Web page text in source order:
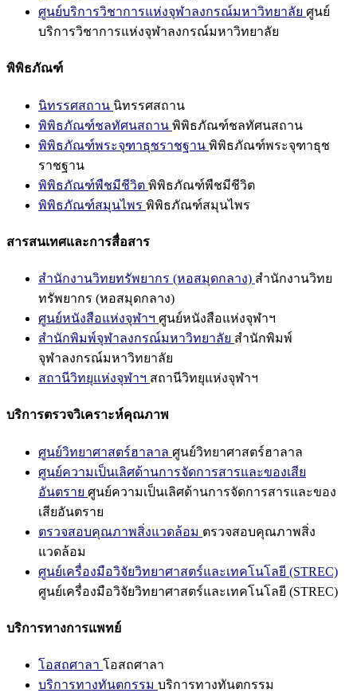
ศูนย์บริการวิชาการแห่งจุฬาลงกรณ์มหาวิทยาลัย ศูนย์
บริการวิชาการแห่งจุฬาลงกรณ์มหาวิทยาลัย
พิพิธภัณฑ์
นิทรรศสถาน นิทรรศสถาน
พิพิธภัณฑ์ชลทัศนสถาน พิพิธภัณฑ์ชลทัศนสถาน
พิพิธภัณฑ์พระจุฑาธุชราชฐาน พิพิธภัณฑ์พระจุฑาธุช
ราชฐาน
พิพิธภัณฑ์พืชมีชีวิต พิพิธภัณฑ์พืชมีชีวิต
พิพิธภัณฑ์สมุนไพร พิพิธภัณฑ์สมุนไพร
สารสนเทศและการสื่อสาร
สำนักงานวิทยทรัพยากร (หอสมุดกลาง) สำนักงานวิทย
ทรัพยากร (หอสมุดกลาง)
ศูนย์หนังสือแห่งจุฬาฯ ศูนย์หนังสือแห่งจุฬาฯ
สำนักพิมพ์จุฬาลงกรณ์มหาวิทยาลัย สำนักพิมพ์
จุฬาลงกรณ์มหาวิทยาลัย
สถานีวิทยุแห่งจุฬาฯ สถานีวิทยุแห่งจุฬาฯ
บริการตรวจวิเคราะห์คุณภาพ
ศูนย์วิทยาศาสตร์ฮาลาล ศูนย์วิทยาศาสตร์ฮาลาล
ศูนย์ความเป็นเลิศด้านการจัดการสารและของเสีย
อันตราย ศูนย์ความเป็นเลิศด้านการจัดการสารและของ
เสียอันตราย
ตรวจสอบคุณภาพสิ่งแวดล้อม ตรวจสอบคุณภาพสิ่ง
แวดล้อม
ศูนย์เครื่องมือวิจัยวิทยาศาสตร์และเทคโนโลยี (STREC)
ศูนย์เครื่องมือวิจัยวิทยาศาสตร์และเทคโนโลยี (STREC)
บริการทางการแพทย์
โอสถศาลา โอสถศาลา
บริการทางทันตกรรม บริการทางทันตกรรม